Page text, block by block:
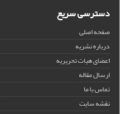
دسترسی سریع
صفحه اصلی
درباره نشریه
اعضای هیات تحریریه
ارسال مقاله
تماس با ما
نقشه سایت